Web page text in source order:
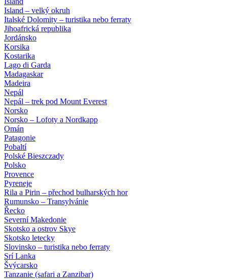
Island – velký okruh
Italské Dolomity – turistika nebo ferraty
Jihoafrická republika
Jordánsko
Korsika
Kostarika
Lago di Garda
Madagaskar
Madeira
Nepál
Nepál – trek pod Mount Everest
Norsko
Norsko – Lofoty a Nordkapp
Omán
Patagonie
Pobaltí
Polské Bieszczady
Polsko
Provence
Pyreneje
Rila a Pirin – přechod bulharských hor
Rumunsko – Transylvánie
Řecko
Severní Makedonie
Skotsko a ostrov Skye
Skotsko letecky
Slovinsko – turistika nebo ferraty
Srí Lanka
Švýcarsko
Tanzanie (safari a Zanzibar)